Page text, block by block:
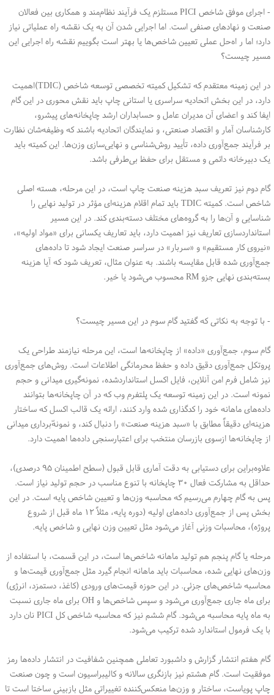
- اجرای موفق شاخص PICI مستلزم یک فرآیند نظام‌مند و همکاری بین فعالان
صنعت و نهادهای صنفی است. اما اجرایی شدن آن به یک نقشه راه عملیاتی نیاز
دارد؛ اما ر اه‌حل عملی تعیین شاخص‌ها یا بهتر است بگوییم نقشه راه اجرایی این
مسیر چیست؟
در این زمینه معتقدم که تشکیل کمیته تخصصی توسعه شاخص (TDIC)اهمیت
دارد، در این بخش اتحادیه سراسری یا استانی چاپ باید نقش محوری در این گام
ایفا کند و اعضای آن مدیران عامل و حسابداران ارشد چاپخانه‌های پیشرو،
کارشناسان آمار و اقتصاد صنعتی، و نمایندگان اتحادیه باشند که وظیفه‌شان نظارت
بر فرآیند جمع‌آوری داده، تأیید روش‌شناسی و نهایی‌سازی وزن‌ها. این کمیته باید
یک دبیرخانه دائمی و مستقل برای حفظ بی‌طرفی باشد.
گام دوم نیز تعریف سبد هزینه صنعت چاپ است، در این مرحله، هسته اصلی
شاخص است. کمیته TDIC باید تمام اقلام هزینه‌ای مؤثر در تولید نهایی را
شناسایی و آن‌ها را به گروه‌های مختلف دسته‌بندی کند. در این مسیر
استانداردسازی تعاریف نیز اهمیت دارد، باید تعاریف یکسانی برای «مواد اولیه»،
«نیروی کار مستقیم» و «سربار» در سراسر صنعت ایجاد شود تا داده‌های
جمع‌آوری شده قابل مقایسه باشند. به عنوان مثال، تعریف شود که آیا هزینه
بسته‌بندی نهایی جزو RM محسوب می‌شود یا خیر.
- با توجه به نکاتی که گفتید گام سوم در این مسیر چیست؟
گام سوم، جمع‌آوری «داده» از چاپخانه‌ها است، این مرحله نیازمند طراحی یک
پروتکل جمع‌آوری دقیق داده و حفظ محرمانگی اطلاعات است. روش‌های جمع‌آوری
نیز شامل فرم امن آنلاین، فایل اکسل استانداردشده، نمونه‌گیری میدانی و حجم
نمونه است. در این زمینه توسعه یک پلتفرم وب که در آن چاپخانه‌ها بتوانند
داده‌های ماهانه خود را کدگذاری شده وارد کنند، ارائه یک قالب اکسل که ساختار
هزینه‌ای دقیقاً مطابق با «سبد هزینه صنعت» را دنبال کند، و نمونه‌ّبرداری میدانی
از چاپخانه‌ها ازسوی بازرسان منتخب برای اعتبارسنجی داده‌ها اهمیت دارد.
علاوه‌براین برای دستیابی به دقت آماری قابل قبول (سطح اطمینان ۹۵ درصدی)،
حداقل به مشارکت فعال ۳۰ چاپخانه با تنوع مناسب در حجم تولید نیاز است.
پس به گام چهارم می‌رسیم که محاسبه وزن‌ها و تعیین شاخص پایه است. در این
بخش پس از جمع‌آوری داده‌های اولیه (دوره پایه، مثلاً ۱۲ ماه قبل از شروع
پروژه)، محاسبات وزنی آغاز می‌شود مثل تعیین وزن نهایی و شاخص پایه.
مرحله یا گام پنجم هم تولید ماهانه شاخص‌ها است، در این قسمت، با استفاده از
وزن‌های نهایی شده، محاسبات باید ماهانه انجام گیرد مثل جمع‌آوری قیمت‌ها و
محاسبه شاخص‌های جزئی. در این حوزه قیمت‌های ورودی (کاغذ، دستمزد، انرژی)
برای ماه جاری جمع‌آوری می‌شود و سپس شاخص‌ها و OH برای ماه جاری نسبت
به ماه پایه محاسبه می‌شود. گام ششم نیز که محاسبه شاخص کل PICI نان دارد
با یک فرمول استاندارد شده ترکیب می‌شود.
گام هفتم انتشار گزارش و داشبورد تعاملی همچنین شفافیت در انتشار داده‌ها رمز
موفقیت است. گام هشتم نیز بازنگری سالانه و کالیبراسیون است و چون صنعت
چاپ پویاست، ساختار و وزن‌ها منعکس‌کننده تغییراتی مثل بازبینی ساختا است تا